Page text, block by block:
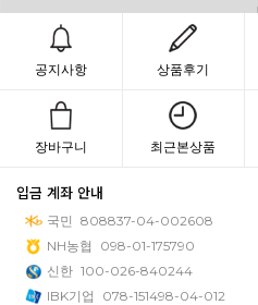
공지사항 상품후기
장바구니 최근본상품
입금 계좌 안내
국민 808837-04-002608
NH농협
098-01-175790
신한 100-026-840244
IBK기업
078-151498-04-012